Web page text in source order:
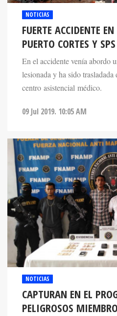
NOTICIAS
FUERTE ACCIDENTE
PUERTO CORTES Y SPS
En el accidente venía abordo
lesionada y ha sido
centro asistencial médico.
09 Jul 2019. 10:05 AM
NOTICIAS
CAPTURAN EN EL
PELIGROSOS